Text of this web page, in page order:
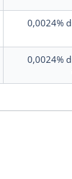
0,0024%
0,0024%